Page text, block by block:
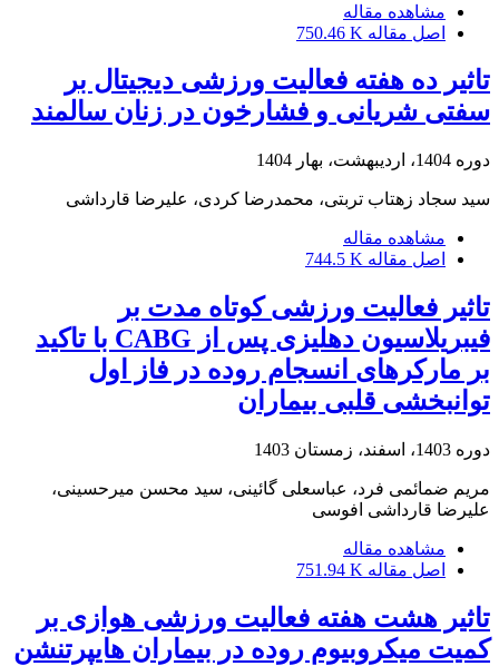
مشاهده مقاله
اصل مقاله 750.46 K
تاثیر ده هفته فعالیت ورزشی دیجیتال بر
سفتی شریانی و فشارخون در زنان سالمند
دوره 1404، اردیبهشت، بهار 1404
سید سجاد زهتاب تربتی، محمدرضا کردی، علیرضا قارداشی
مشاهده مقاله
اصل مقاله 744.5 K
تاثیر فعالیت ورزشی کوتاه مدت بر
فیبریلاسیون دهلیزی پس از CABG با تاکید
بر مارکرهای انسجام روده در فاز اول
توانبخشی قلبی بیماران
دوره 1403، اسفند، زمستان 1403
مریم ضمائمی فرد، عباسعلی گائینی، سید محسن میرحسینی،
علیرضا قارداشی افوسی
مشاهده مقاله
اصل مقاله 751.94 K
تاثیر هشت هفته فعالیت ورزشی هوازی بر
کمیت میکروبیوم روده در بیماران هایپرتنشن